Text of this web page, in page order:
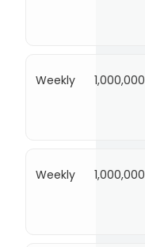
1,000,000
Weekly
1,000,000
Weekly